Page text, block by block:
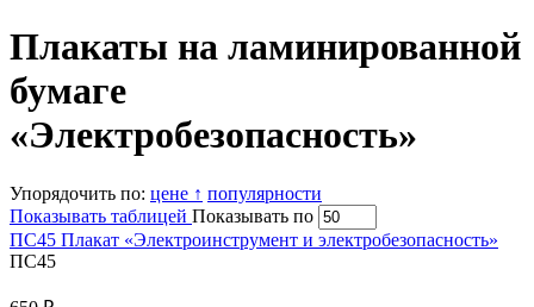
Плакаты на ламинированной
бумаге
«Электробезопасность»
Упорядочить по: цене ↑ популярности
Показывать таблицей Показывать по
ПС45 Плакат «Электроинструмент и электробезопасность»
ПС45